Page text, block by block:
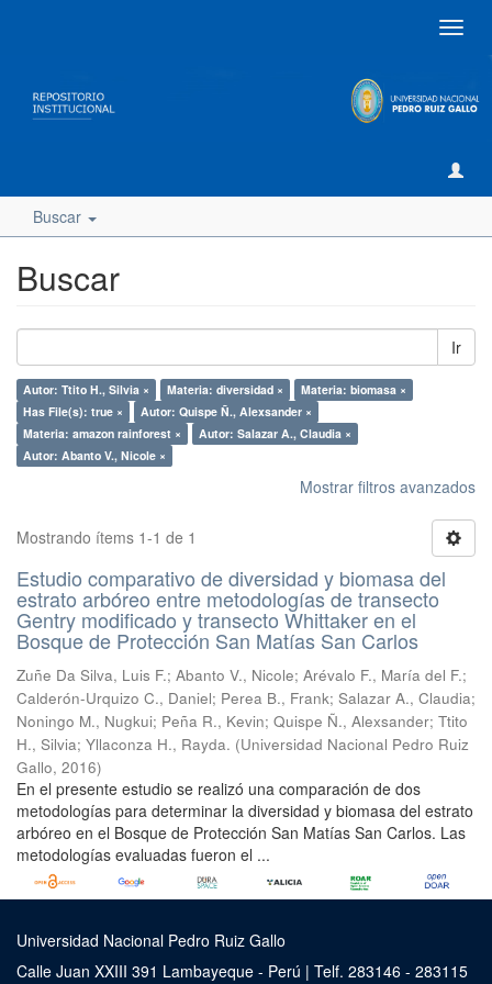
Buscar
Buscar
Ir
Autor: Ttito H., Silvia × Materia: diversidad ×
Materia: biomasa ×
Has File(s): true ×
Autor: Quispe Ñ., Alexsander ×
Materia: amazon rainforest ×
Autor: Salazar A., Claudia ×
Autor: Abanto V., Nicole ×
Mostrar filtros avanzados
Mostrando ítems 1-1 de 1
Estudio comparativo de diversidad y biomasa del
estrato arbóreo entre metodologías de transecto
Gentry modificado y transecto Whittaker en el
Bosque de Protección San Matías San Carlos
Zuñe Da Silva, Luis F.; Abanto V., Nicole; Arévalo F., María del F.;
Calderón-Urquizo C., Daniel; Perea B., Frank; Salazar A., Claudia;
Noningo M., Nugkui; Peña R., Kevin; Quispe Ñ., Alexsander; Ttito
H., Silvia; Yllaconza H., Rayda. (Universidad Nacional Pedro Ruiz
Gallo, 2016)
En el presente estudio se realizó una comparación de dos
metodologías para determinar la diversidad y biomasa del estrato
arbóreo en el Bosque de Protección San Matías San Carlos. Las
metodologías evaluadas fueron el ...
Universidad Nacional Pedro Ruiz Gallo
Calle Juan XXIII 391 Lambayeque - Perú | Telf. 283146 - 283115